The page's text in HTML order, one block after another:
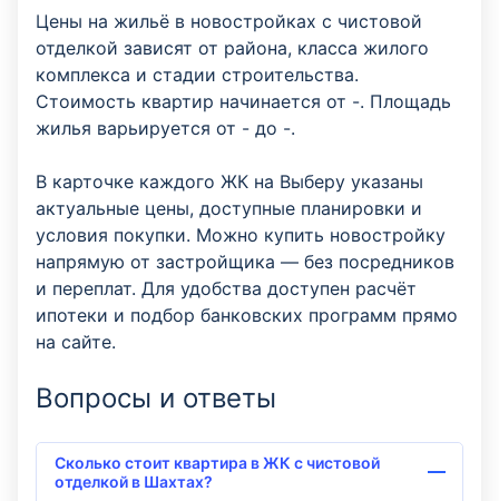
Цены на жильё в новостройках с чистовой
отделкой зависят от района, класса жилого
комплекса и стадии строительства.
Стоимость квартир начинается от -. Площадь
жилья варьируется от - до -.
В карточке каждого ЖК на Выберу указаны
актуальные цены, доступные планировки и
условия покупки. Можно купить новостройку
напрямую от застройщика — без посредников
и переплат. Для удобства доступен расчёт
ипотеки и подбор банковских программ прямо
на сайте.
Вопросы и ответы
Сколько стоит квартира в ЖК с чистовой
отделкой в Шахтах?